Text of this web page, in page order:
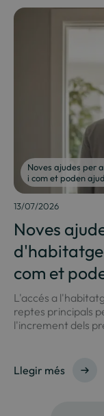
Noves ajudes per
i com et poden
13/07/2026
Noves
d'habitatge
com et
L'accés a
reptes principals
l'increment dels
Llegir més